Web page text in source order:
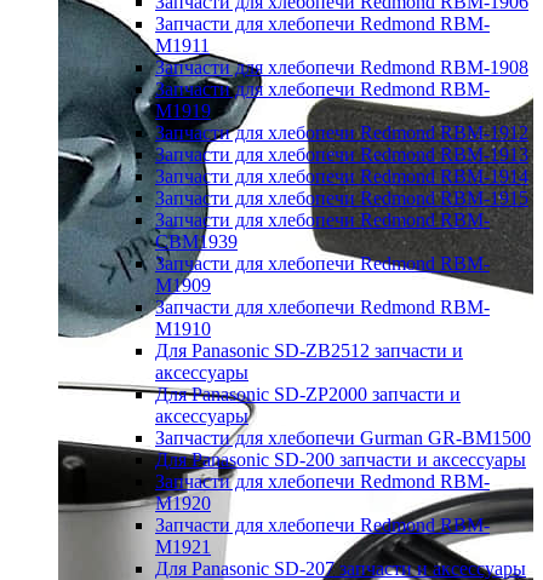
Запчасти для хлебопечи Redmond RBM-
M1911
Запчасти для хлебопечи Redmond RBM-1908
Запчасти для хлебопечи Redmond RBM-
M1919
Запчасти для хлебопечи Redmond RBM-1912
Запчасти для хлебопечи Redmond RBM-1913
Запчасти для хлебопечи Redmond RBM-1914
Запчасти для хлебопечи Redmond RBM-1915
Запчасти для хлебопечи Redmond RBM-
CBM1939
Запчасти для хлебопечи Redmond RBM-
M1909
Запчасти для хлебопечи Redmond RBM-
M1910
Для Panasonic SD-ZB2512 запчасти и
аксессуары
Для Panasonic SD-ZP2000 запчасти и
аксессуары
Запчасти для хлебопечи Gurman GR-BM1500
Для Panasonic SD-200 запчасти и аксессуары
Запчасти для хлебопечи Redmond RBM-
M1920
Запчасти для хлебопечи Redmond RBM-
M1921
Для Panasonic SD-207 запчасти и аксессуары